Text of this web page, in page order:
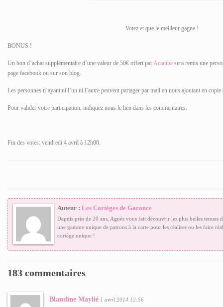
Votez et que le meilleur gagne !
BONUS !
Un bon d’achat supplémentaire d’une valeur de 50€ offert parAcanthe sera remis une
page facebook ou sur son blog.
Les personnes n’ayant ni l’un ni l’autre peuvent partager par mail en nous ajoutant en
Pour valider votre participation, indiquez nous le lien dans les commentaires.
Fin des votes: vendredi 4 avril à 12h00.
Auteur : Les Cortèges de Garance
Depuis près de 20 ans, Agnès vous fait découvrir les plus belles tenues
une gamme unique de patrons à la carte pour les réaliser ou les faire
cortège unique !
183 commentaires
Blandine Maylié 1 avril 2014 12:56